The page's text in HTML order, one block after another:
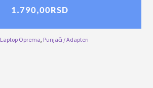
1.790,00RSD
Laptop Oprema Punjači / Adapteri